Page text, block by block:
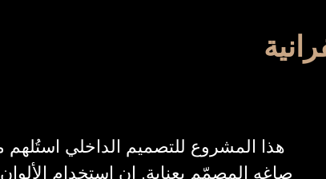
هذا المشروع للتصميم الداخلي
صاغه المصمّم بعناية. إن استخدام